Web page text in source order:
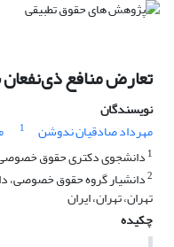
تعارض منافع
نویسندگان
مهرداد صادقیان ندوشن
1
1 دانشجوی دکتری حقوق خصوصی،
2دانشیار گروه حقوق خصوصی،
تهران، تهران، ایران
چکیده